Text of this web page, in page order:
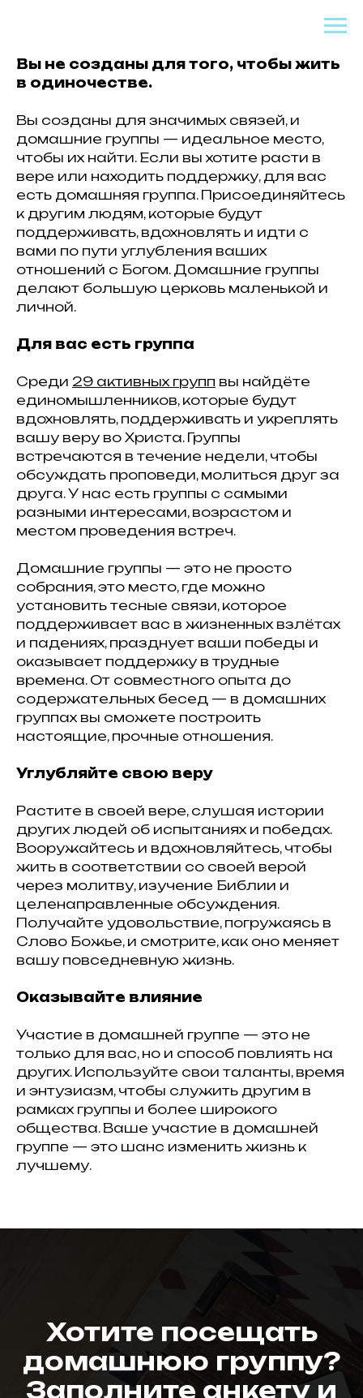
Вы не созданы для того, чтобы жить
в одиночестве.
Вы созданы для значимых связей, и
домашние группы — идеальное место,
чтобы их найти. Если вы хотите расти в
вере или находить поддержку, для вас
есть домашняя группа. Присоединяйтесь
к другим людям, которые будут
поддерживать, вдохновлять и идти с
вами по пути углубления ваших
отношений с Богом. Домашние группы
делают большую церковь маленькой и
личной.
Для вас есть группа
Среди 29 активных групп вы найдёте
единомышленников, которые будут
вдохновлять, поддерживать и укреплять
вашу веру во Христа. Группы
встречаются в течение недели, чтобы
обсуждать проповеди, молиться друг за
друга. У нас есть группы с самыми
разными интересами, возрастом и
местом проведения встреч.
Домашние группы — это не просто
собрания, это место, где можно
установить тесные связи, которое
поддерживает вас в жизненных взлётах
и падениях, празднует ваши победы и
оказывает поддержку в трудные
времена. От совместного опыта до
содержательных бесед — в домашних
группах вы сможете построить
настоящие, прочные отношения.
Углубляйте свою веру
Растите в своей вере, слушая истории
других людей об испытаниях и победах.
Вооружайтесь и вдохновляйтесь, чтобы
жить в соответствии со своей верой
через молитву, изучение Библии и
целенаправленные обсуждения.
Получайте удовольствие, погружаясь в
Слово Божье, и смотрите, как оно меняет
вашу повседневную жизнь.
Оказывайте влияние
Участие в домашней группе — это не
только для вас, но и способ повлиять на
других. Используйте свои таланты, время
и энтузиазм, чтобы служить другим в
рамках группы и более широкого
общества. Ваше участие в домашней
группе — это шанс изменить жизнь к
лучшему.
Хотите посещать
домашнюю группу?
Заполните анкету и